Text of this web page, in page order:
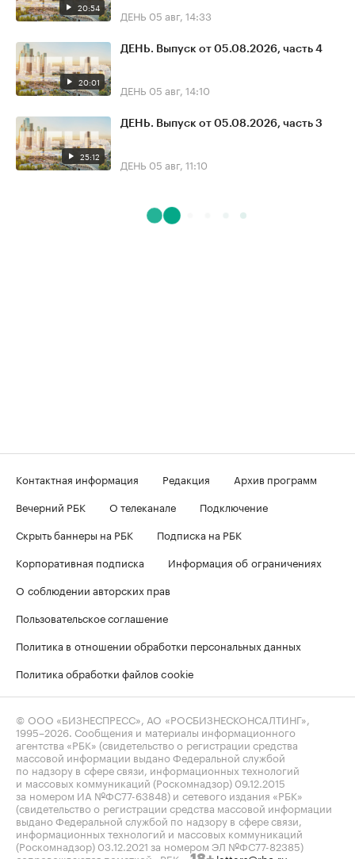
20:54 ДЕНЬ 05 авг, 14:33
20:01
ДЕНЬ. Выпуск от 05.08.2026, часть 4
ДЕНЬ 05 авг, 14:10
25:12
ДЕНЬ. Выпуск от 05.08.2026, часть 3
ДЕНЬ 05 авг, 11:10
Контактная информация Редакция
Архив программ
Вечерний РБК
О телеканале
Подключение
Скрыть баннеры на РБК
Подписка на РБК
Корпоративная подписка
Информация об ограничениях
О соблюдении авторских прав
Пользовательское соглашение
Политика в отношении обработки персональных данных
Политика обработки файлов cookie
© ООО «БИЗНЕСПРЕСС», АО «РОСБИЗНЕСКОНСАЛТИНГ»,
1995–2026 . Сообщения и материалы информационного
агентства «РБК» (свидетельство о регистрации средства
массовой информации выдано Федеральной службой
по надзору в сфере связи, информационных технологий
и массовых коммуникаций (Роскомнадзор) 09.12.2015
за номером ИА №ФС77-63848) и сетевого издания «РБК»
(свидетельство о регистрации средства массовой информации
выдано Федеральной службой по надзору в сфере связи,
информационных технологий и массовых коммуникаций
(Роскомнадзор) 03.12.2021 за номером ЭЛ №ФС77-82385)